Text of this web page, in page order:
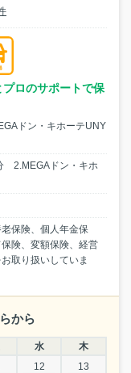
プロのサポートで保
ドン・キホーテUNY
2.MEGAドン・キホ
保険、個人年金保
険、変額保険、経営
取り扱いしていま
から
水
木
12 13